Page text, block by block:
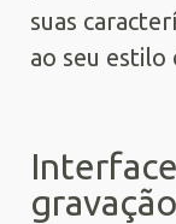
suas
ao seu estilo